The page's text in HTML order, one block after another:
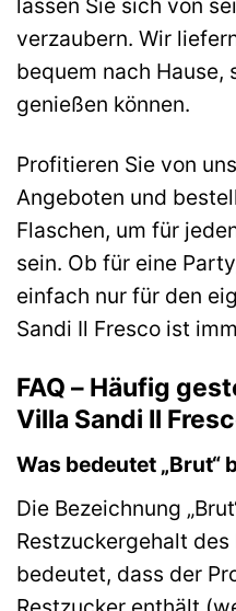
lassen Sie sich von
verzaubern. Wir
bequem nach Hause,
genießen können.
Profitieren Sie von
Angeboten und
Flaschen, um für
sein. Ob für eine
einfach nur für den
Sandi Il Fresco ist
FAQ – Häufig
Villa Sandi Il
Was bedeutet „Brut“
Die Bezeichnung
Restzuckergehalt
bedeutet, dass der